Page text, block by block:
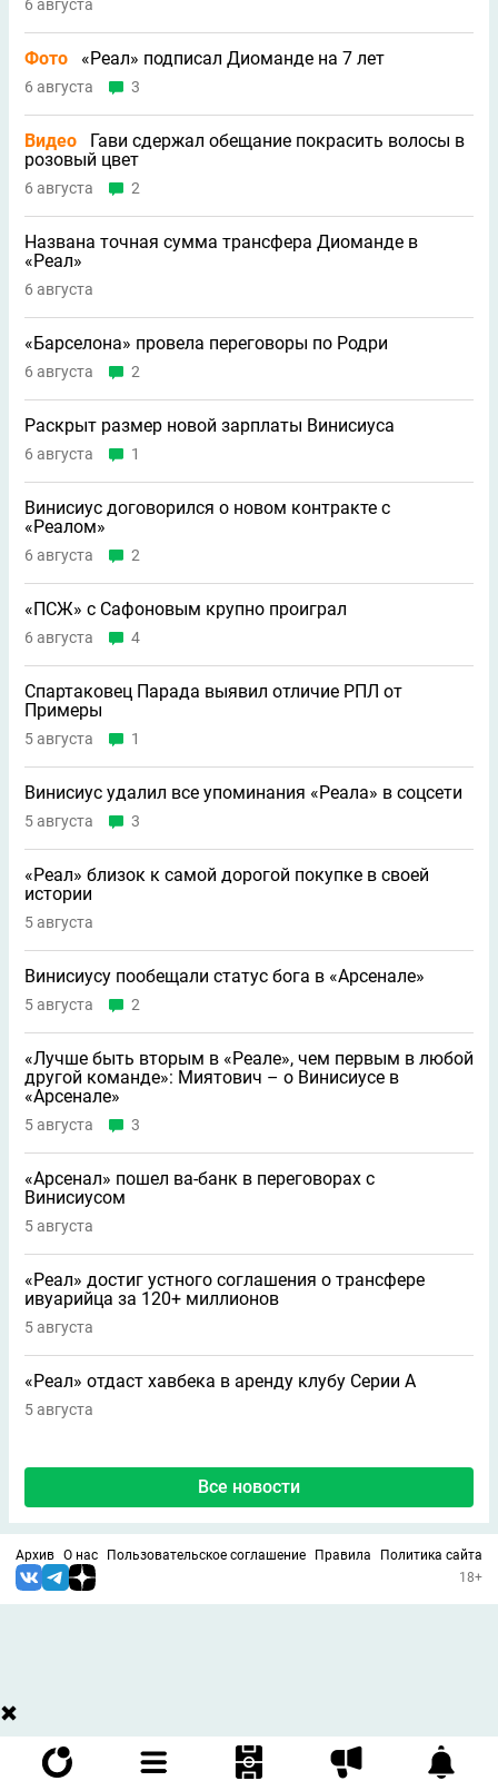
6 августа
Фото «Реал» подписал Диоманде на 7 лет
6 августа 3
Видео
Гави сдержал обещание покрасить волосы в
розовый цвет
6 августа 2
Названа точная сумма трансфера Диоманде в
«Реал»
6 августа
«Барселона» провела переговоры по Родри
6 августа 2
Раскрыт размер новой зарплаты Винисиуса
6 августа 1
Винисиус договорился о новом контракте с
«Реалом»
6 августа 2
«ПСЖ» с Сафоновым крупно проиграл
6 августа 4
Спартаковец Парада выявил отличие РПЛ от
Примеры
5 августа 1
Винисиус удалил все упоминания «Реала» в соцсети
5 августа 3
«Реал» близок к самой дорогой покупке в своей
истории
5 августа
Винисиусу пообещали статус бога в «Арсенале»
5 августа 2
«Лучше быть вторым в «Реале», чем первым в любой
другой команде»: Миятович – о Винисиусе в
«Арсенале»
5 августа 3
«Арсенал» пошел ва-банк в переговорах с
Винисиусом
5 августа
«Реал» достиг устного соглашения о трансфере
ивуарийца за 120+ миллионов
5 августа
«Реал» отдаст хавбека в аренду клубу Серии A
5 августа
Все новости
Архив О нас Пользовательское соглашение Правила
Политика сайта
18+